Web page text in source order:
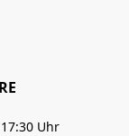
Uhr